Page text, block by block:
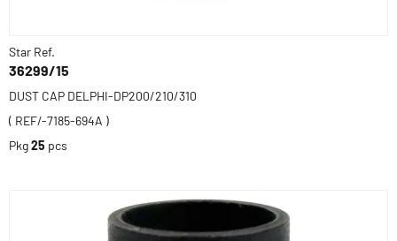
Star Ref.
36299/15
DUST CAP DELPHI-DP200/210/310
( REF/-7185-694A )
Pkg25 pcs